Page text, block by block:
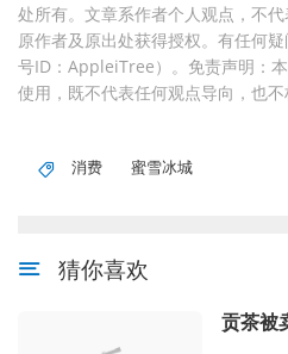
处所有。文章系作者个人观点，不
原作者及原出处获得授权。有任何
号ID：AppleiTree）。免责声明：
使用，既不代表任何观点导向，也不
消费 蜜雪冰城
猜你喜欢
贡茶被